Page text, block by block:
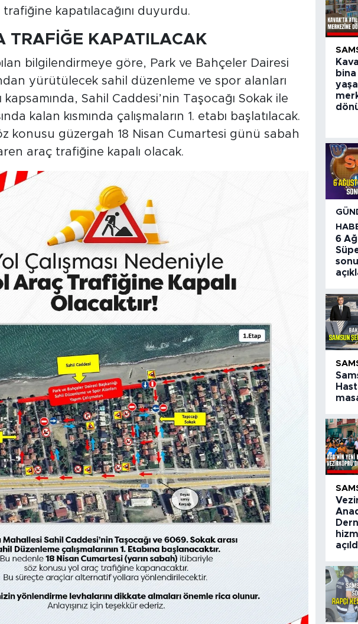
kapatılacağını duyurdu.
TRAFİĞE KAPATILACAK
bilgilendirmeye göre, Park ve Bahçeler Dairesi
yürütülecek sahil düzenleme ve spor alanları
kapsamında, Sahil Caddesi’nin Taşocağı Sokak ile
kalan kısmında çalışmaların 1. etabı başlatılacak.
konusu güzergah 18 Nisan Cumartesi günü sabah
araç trafiğine kapalı olacak.
bina
6